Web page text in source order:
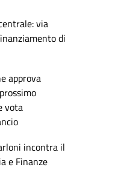
via
di
approva
vota
incontra il
e Finanze